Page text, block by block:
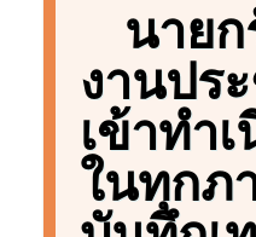
นายก
งานปร
เข้าทำ
ในทุกภ